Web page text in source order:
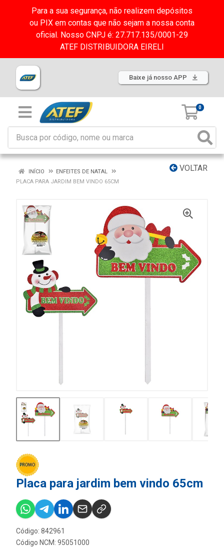
Para a sua segurança, não realizem depósitos
ou PIX em contas que não sejam a nossa conta
oficial. Nosso CNPJ é: 27.717.135/0001-29
ATEF DISTRIBUIDORA EIRELI
Baixe já nosso APP
0
VOLTAR
INÍCIO
ENFEITES DE NATAL
PLACA PARA JARDIM BEM VINDO 65CM
Placa para jardim bem vindo 65cm
Código: 842961
Código NCM: 95051000